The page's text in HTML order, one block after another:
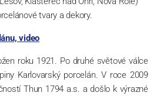
tvary a dekory.
video
roku 1921. Po druhé světové válce
Karlovarský porcelán. V roce 2009
Thun 1794 a.s. a došlo k výrazné